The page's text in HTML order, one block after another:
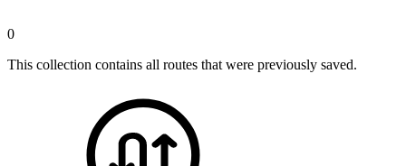
0
This collection contains all routes that were previously saved.